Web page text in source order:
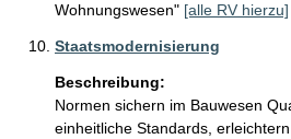
Wohnungswesen" [alle RV hierzu]
Staatsmodernisierung
Beschreibung:
Normen sichern im Bauwesen
einheitliche Standards,